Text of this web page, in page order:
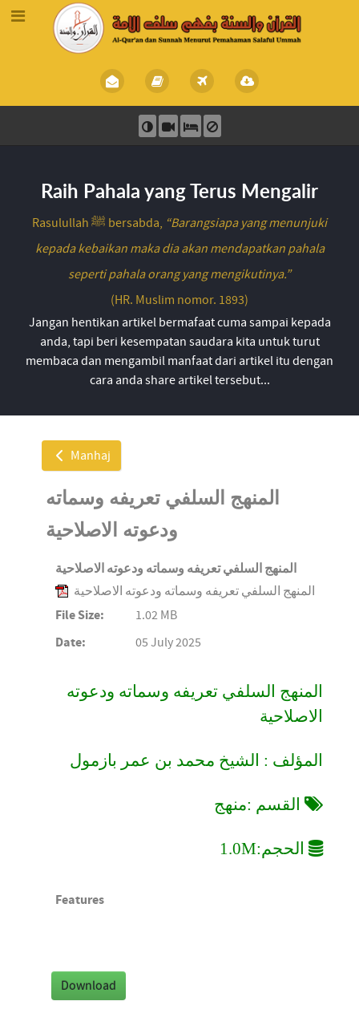
Raih Pahala yang Terus Mengalir
Rasulullah ﷺ bersabda, “Barangsiapa yang menunjuki
kepada kebaikan maka dia akan mendapatkan pahala
seperti pahala orang yang mengikutinya.”
(HR. Muslim nomor. 1893)
Jangan hentikan artikel bermafaat cuma sampai kepada
anda, tapi beri kesempatan saudara kita untuk turut
membaca dan mengambil manfaat dari artikel itu dengan
cara anda share artikel tersebut...
Manhaj
المنهج السلفي تعريفه وسماته
ودعوته الاصلاحية
المنهج السلفي تعريفه وسماته ودعوته الاصلاحية
المنهج السلفي تعريفه وسماته ودعوته الاصلاحية
File Size:
1.02 MB
Date:
05 July 2025
المنهج السلفي تعريفه وسماته ودعوته
الاصلاحية
المؤلف : الشيخ محمد بن عمر بازمول
القسم :منهج
الحجم:1.0M
Features